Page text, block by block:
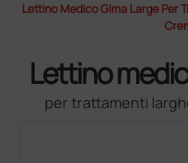
Lettino Medico Gima Large Per
Lettino
per trattamenti